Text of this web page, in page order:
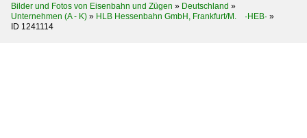
Bilder und Fotos von Eisenbahn und Zügen » Deutschland »
Unternehmen (A - K) » HLB Hessenbahn GmbH, Frankfurt/M. ·HEB· »
ID 1241114